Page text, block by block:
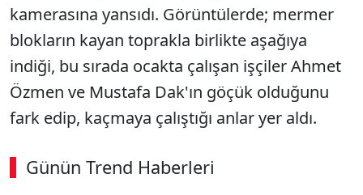
kamerasına yansıdı. Görüntülerde; mermer
blokların kayan toprakla birlikte aşağıya
indiği, bu sırada ocakta çalışan işçiler Ahmet
Özmen ve Mustafa Dak'ın göçük olduğunu
fark edip, kaçmaya çalıştığı anlar yer aldı.
Günün Trend Haberleri